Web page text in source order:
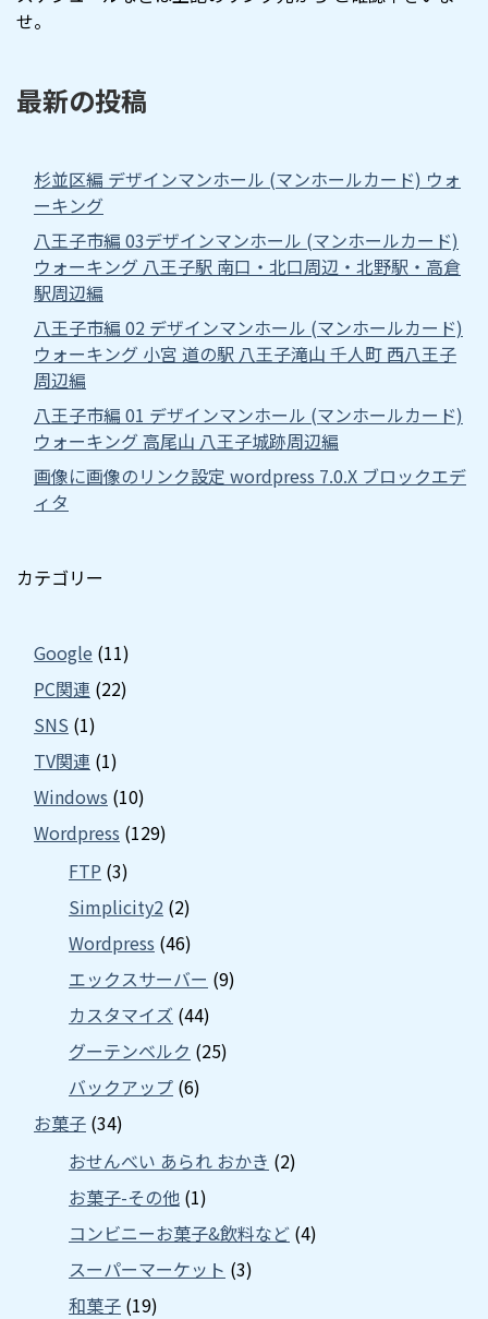
せ。
最新の投稿
杉並区編 デザインマンホール (マンホールカード) ウォ
ーキング
八王子市編 03デザインマンホール (マンホールカード)
ウォーキング 八王子駅 南口・北口周辺・北野駅・高倉
駅周辺編
八王子市編 02 デザインマンホール (マンホールカード)
ウォーキング 小宮 道の駅 八王子滝山 千人町 西八王子
周辺編
八王子市編 01 デザインマンホール (マンホールカード)
ウォーキング 高尾山 八王子城跡周辺編
画像に画像のリンク設定 wordpress 7.0.X ブロックエデ
ィタ
カテゴリー
Google (11)
PC関連 (22)
SNS (1)
TV関連 (1)
Windows (10)
Wordpress (129)
FTP (3)
Simplicity2 (2)
Wordpress (46)
エックスサーバー (9)
カスタマイズ (44)
グーテンベルク (25)
バックアップ (6)
お菓子 (34)
おせんべい あられ おかき (2)
お菓子-その他 (1)
コンビニーお菓子&飲料など (4)
スーパーマーケット (3)
和菓子 (19)